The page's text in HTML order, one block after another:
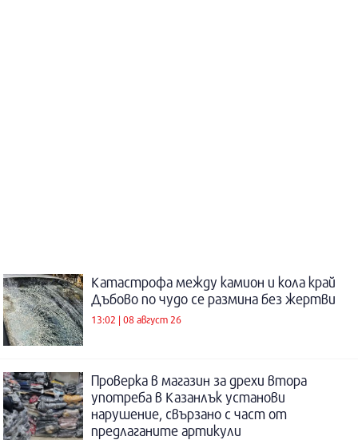
Катастрофа между камион и кола край
Дъбово по чудо се размина без жертви
13:02 | 08 август 26
Проверка в магазин за дрехи втора
употреба в Казанлък установи
нарушение, свързано с част от
предлаганите артикули